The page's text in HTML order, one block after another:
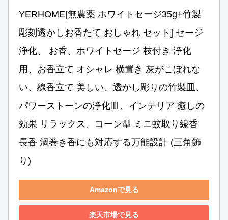
YERHOME[無農薬 ホワイトセージ35g+竹製
彫刻透かしお香たて おしゃれ セット] セージ
浄化、 お香、ホワイトセージ 枝付き 浄化
用、お香立て オシャレ 横置き 灰がこぼれな
い、線香立て 美しい、透かし彫りの竹製皿、
パワーストーンの浄化皿、インテリア 癒しの
効果 リラックス、コーン型 ミニ蚊取り線香
長香 渦巻き香にも対応する万能設計 (三角飾
り)
Amazonで見る
楽天市場で見る